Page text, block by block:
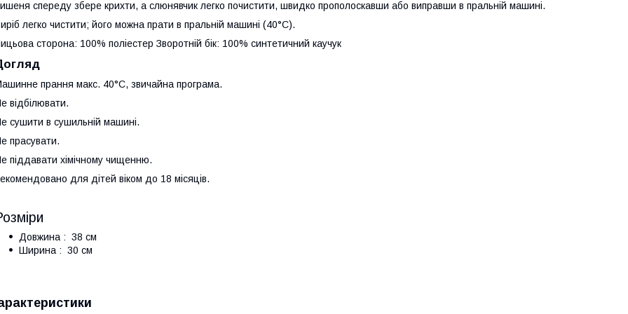
спереду збере крихти, а слюнявчик легко почистити, швидко прополоскавши або виправши в пральній машині.
легко чистити; його можна прати в пральній машині (40°C).
сторона: 100% поліестер Зворотній бік: 100% синтетичний каучук
прання макс. 40°C, звичайна програма.
відбілювати.
сушити в сушильній машині.
прасувати.
піддавати хімічному чищенню.
для дітей віком до 18 місяців.
Довжина : 38 см
Ширина : 30 см